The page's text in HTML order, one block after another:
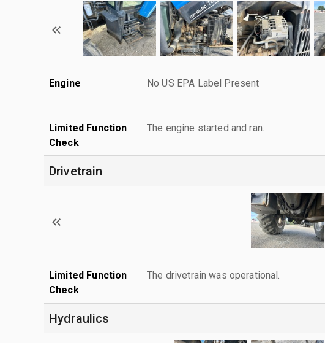
Engine No US EPA Label Present
Limited Function
Check
The engine started and ran.
Drivetrain
Limited Function
Check
The drivetrain was operational.
Hydraulics